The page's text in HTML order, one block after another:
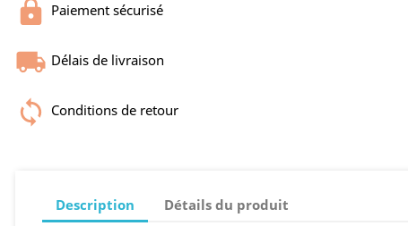
Paiement sécurisé
Délais de livraison
Conditions de retour
Description Détails du produit